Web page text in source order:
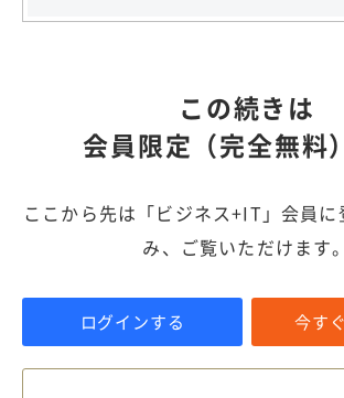
この続きは
会員限定（完全無料
ここから先は「ビジネス+IT」会員に
み、ご覧いただけます。
ログインする 今す